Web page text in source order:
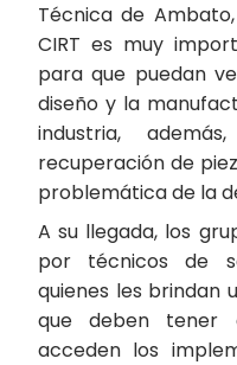
Técnica de
CIRT es muy
para que puedan
diseño y la
industria,
recuperación de
problemática de la
A su llegada, los
por técnicos de
quienes les brindan
que deben tener
acceden los